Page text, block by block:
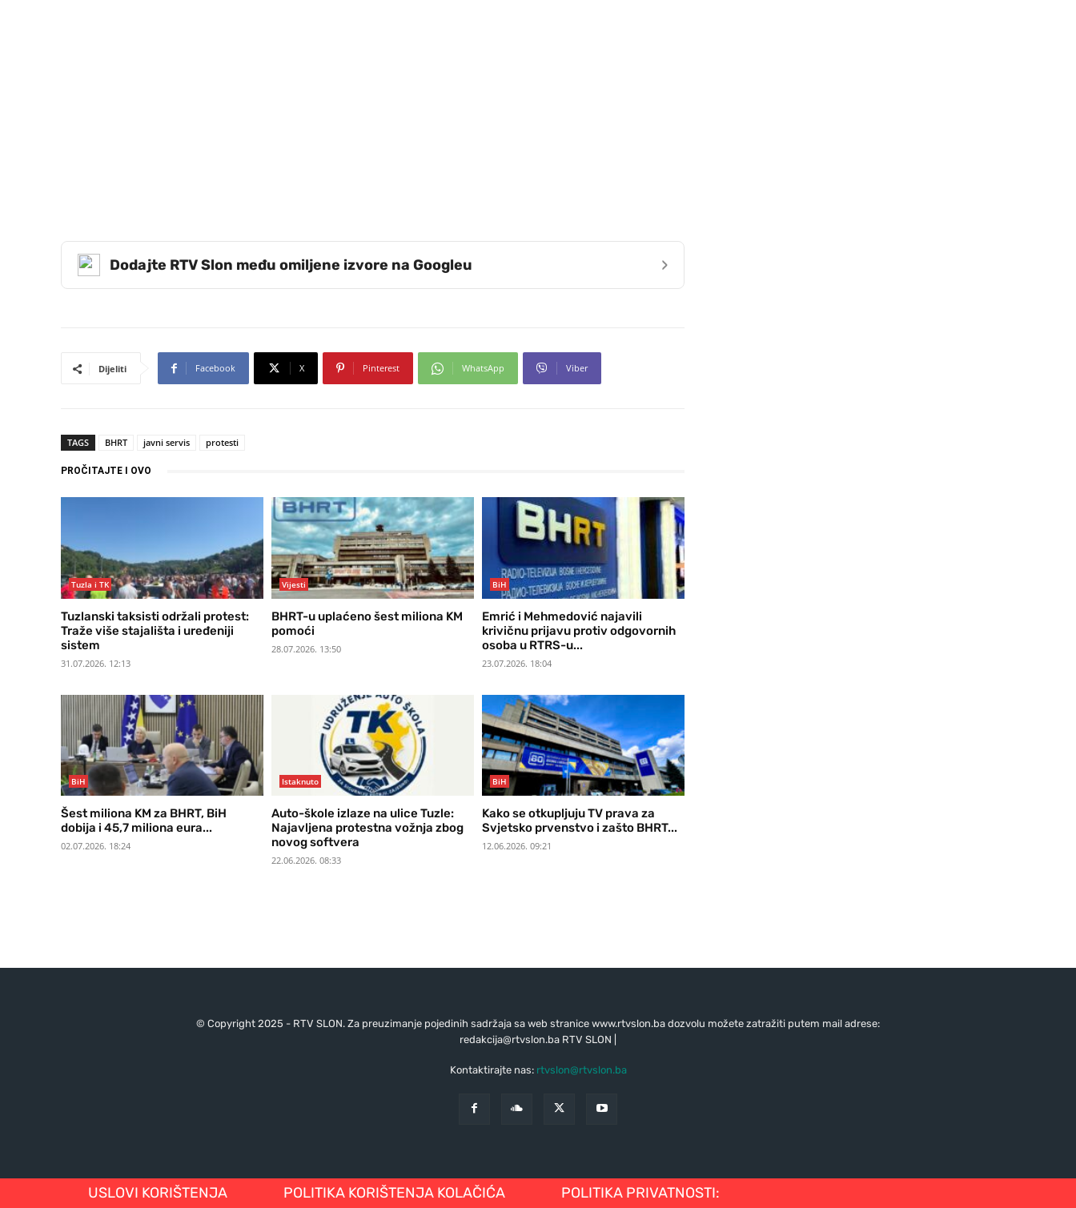
Dodajte RTV Slon među omiljene izvore na Googleu ›
Dijeliti Facebook X Pinterest WhatsApp Viber
TAGS BHRT javni servis protesti
PROČITAJTE I OVO
Tuzla i TK
Tuzlanski taksisti održali protest:
Traže više stajališta i uređeniji
sistem
31.07.2026. 12:13
Vijesti
BHRT-u uplaćeno šest miliona KM
pomoći
28.07.2026. 13:50
BiH
Emrić i Mehmedović najavili
krivičnu prijavu protiv odgovornih
osoba u RTRS-u...
23.07.2026. 18:04
BiH
Šest miliona KM za BHRT, BiH
dobija i 45,7 miliona eura...
02.07.2026. 18:24
Istaknuto
Auto-škole izlaze na ulice Tuzle:
Najavljena protestna vožnja zbog
novog softvera
22.06.2026. 08:33
BiH
Kako se otkupljuju TV prava za
Svjetsko prvenstvo i zašto BHRT...
12.06.2026. 09:21
© Copyright 2025 - RTV SLON. Za preuzimanje pojedinih sadržaja sa web stranice www.rtvslon.ba dozvolu možete zatražiti putem mail adrese:
redakcija@rtvslon.baRTV SLON |
Kontaktirajte nas: rtvslon@rtvslon.ba
USLOVI KORIŠTENJA POLITIKA KORIŠTENJA KOLAČIĆA POLITIKA PRIVATNOSTI: